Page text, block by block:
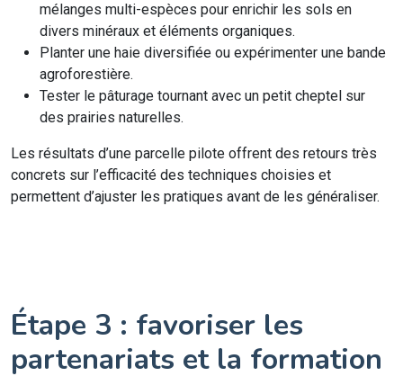
mélanges multi-espèces pour enrichir les sols en
divers minéraux et éléments organiques.
Planter une haie diversifiée ou expérimenter une bande
agroforestière.
Tester le pâturage tournant avec un petit cheptel sur
des prairies naturelles.
Les résultats d’une parcelle pilote offrent des retours très
concrets sur l’efficacité des techniques choisies et
permettent d’ajuster les pratiques avant de les généraliser.
Étape 3 : favoriser les
partenariats et la formation